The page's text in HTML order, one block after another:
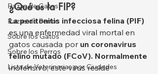
Razas de Gatos
Razas de Perros
Sobre los Gatos
Sobre los Perros
Lista de Veterinarias por Ciudades
¿Qué es la FIP?
La peritonitis infecciosa felina (PIF)
es una enfermedad viral mortal en
gatos causada por un coronavirus
felino mutado (FCoV). Normalmente
inofensivo, este virus reside